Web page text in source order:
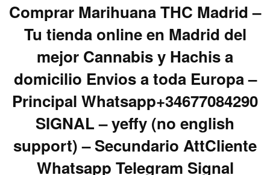
Comprar Marihuana THC Madrid –
Tu tienda online en Madrid del
mejor Cannabis y Hachis a
domicilio Envios a toda Europa –
Principal Whatsapp+34677084290
SIGNAL – yeffy (no english
support) – Secundario AttCliente
Whatsapp Telegram Signal